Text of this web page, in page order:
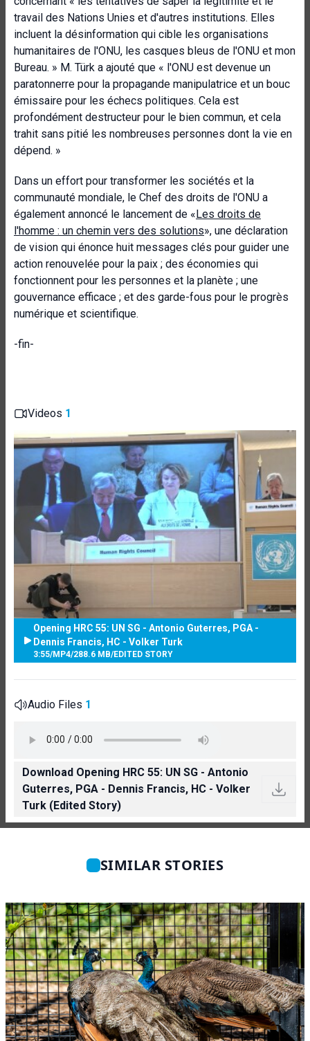
travail des Nations Unies et d'autres institutions. Elles
incluent la désinformation qui cible les organisations
humanitaires de l'ONU, les casques bleus de l'ONU et mon
Bureau. » M. Türk a ajouté que « l'ONU est devenue un
paratonnerre pour la propagande manipulatrice et un bouc
émissaire pour les échecs politiques. Cela est
profondément destructeur pour le bien commun, et cela
trahit sans pitié les nombreuses personnes dont la vie en
dépend. »
Dans un effort pour transformer les sociétés et la
communauté mondiale, le Chef des droits de l'ONU a
également annoncé le lancement de «Les droits de
l'homme : un chemin vers des solutions», une déclaration
de vision qui énonce huit messages clés pour guider une
action renouvelée pour la paix ; des économies qui
fonctionnent pour les personnes et la planète ; une
gouvernance efficace ; et des garde-fous pour le progrès
numérique et scientifique.
-fin-
Videos 1
Opening HRC 55: UN SG - Antonio Guterres, PGA -
Dennis Francis, HC - Volker Turk
3:55/MP4/288.6 MB/EDITED STORY
Audio Files 1
Download Opening HRC 55: UN SG - Antonio
Guterres, PGA - Dennis Francis, HC - Volker
Turk (Edited Story)
SIMILAR STORIES